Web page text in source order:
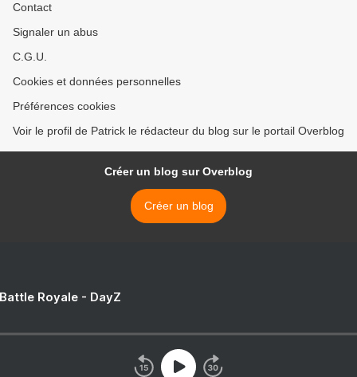
Contact
Signaler un abus
C.G.U.
Cookies et données personnelles
Préférences cookies
Voir le profil de Patrick le rédacteur du blog sur le portail Overblog
Créer un blog sur Overblog
Créer un blog
Royale - DayZ